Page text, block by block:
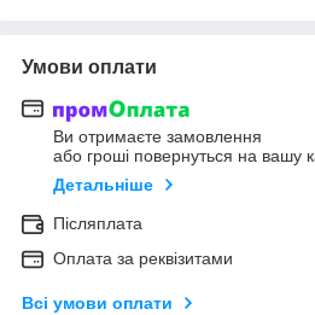
Умови оплати
Ви отримаєте замовлення
або гроші повернуться на вашу
Детальніше
Післяплата
Оплата за реквізитами
Всі умови оплати